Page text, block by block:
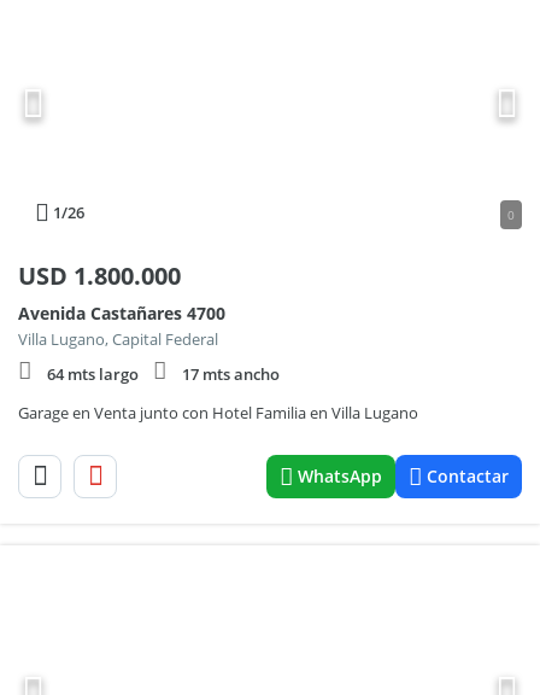
1/26 0
USD 1.800.000
Avenida Castañares 4700
Villa Lugano, Capital Federal
64 mts largo
17 mts ancho
Garage en Venta junto con Hotel Familia en Villa Lugano
WhatsApp Contactar